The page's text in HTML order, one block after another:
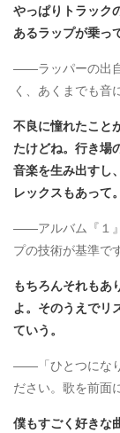
やっぱりトラック
あるラップが乗っ
――ラッパーの出
く、あくまでも音
不良に憧れたこと
たけどね。行き場
音楽を生み出すし
レックスもあって。
――アルバム『１
プの技術が基準で
もちろんそれもあ
よ。そのうえでリ
ていう。
――「ひとつにな
ださい。歌を前面
僕もすごく好きな